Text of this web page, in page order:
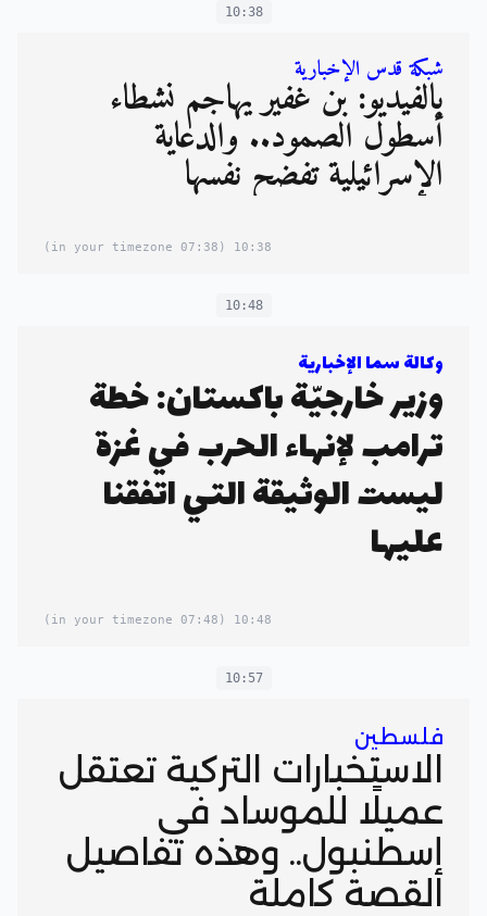
10:38
شبكة قدس الإخبارية
بالفيديو: بن غفير يهاجم نشطاء
أسطول الصمود.. والدعاية
الإسرائيلية تفضح نفسها
10:38
(07:38 in your timezone)
10:48
وكالة سما الإخبارية
وزير خارجيّة باكستان: خطة
ترامب لإنهاء الحرب في غزة
ليست الوثيقة التي اتفقنا
عليها
10:48
(07:48 in your timezone)
10:57
فلسطين
الاستخبارات التركية تعتقل
عميلًا للموساد في
إسطنبول.. وهذه تفاصيل
القصة كاملة